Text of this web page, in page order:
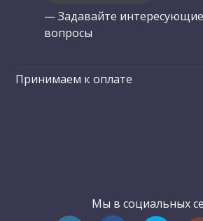
— Задавайте
вопросы
Принимаем к оплате
Мы в социальных